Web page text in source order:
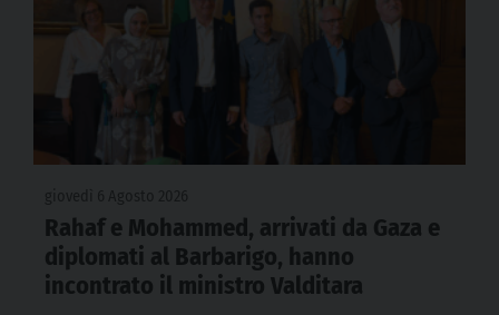
Rahaf e Mohammed, arrivati da Gaza e
diplomati al Barbarigo, hanno
incontrato il ministro Valditara